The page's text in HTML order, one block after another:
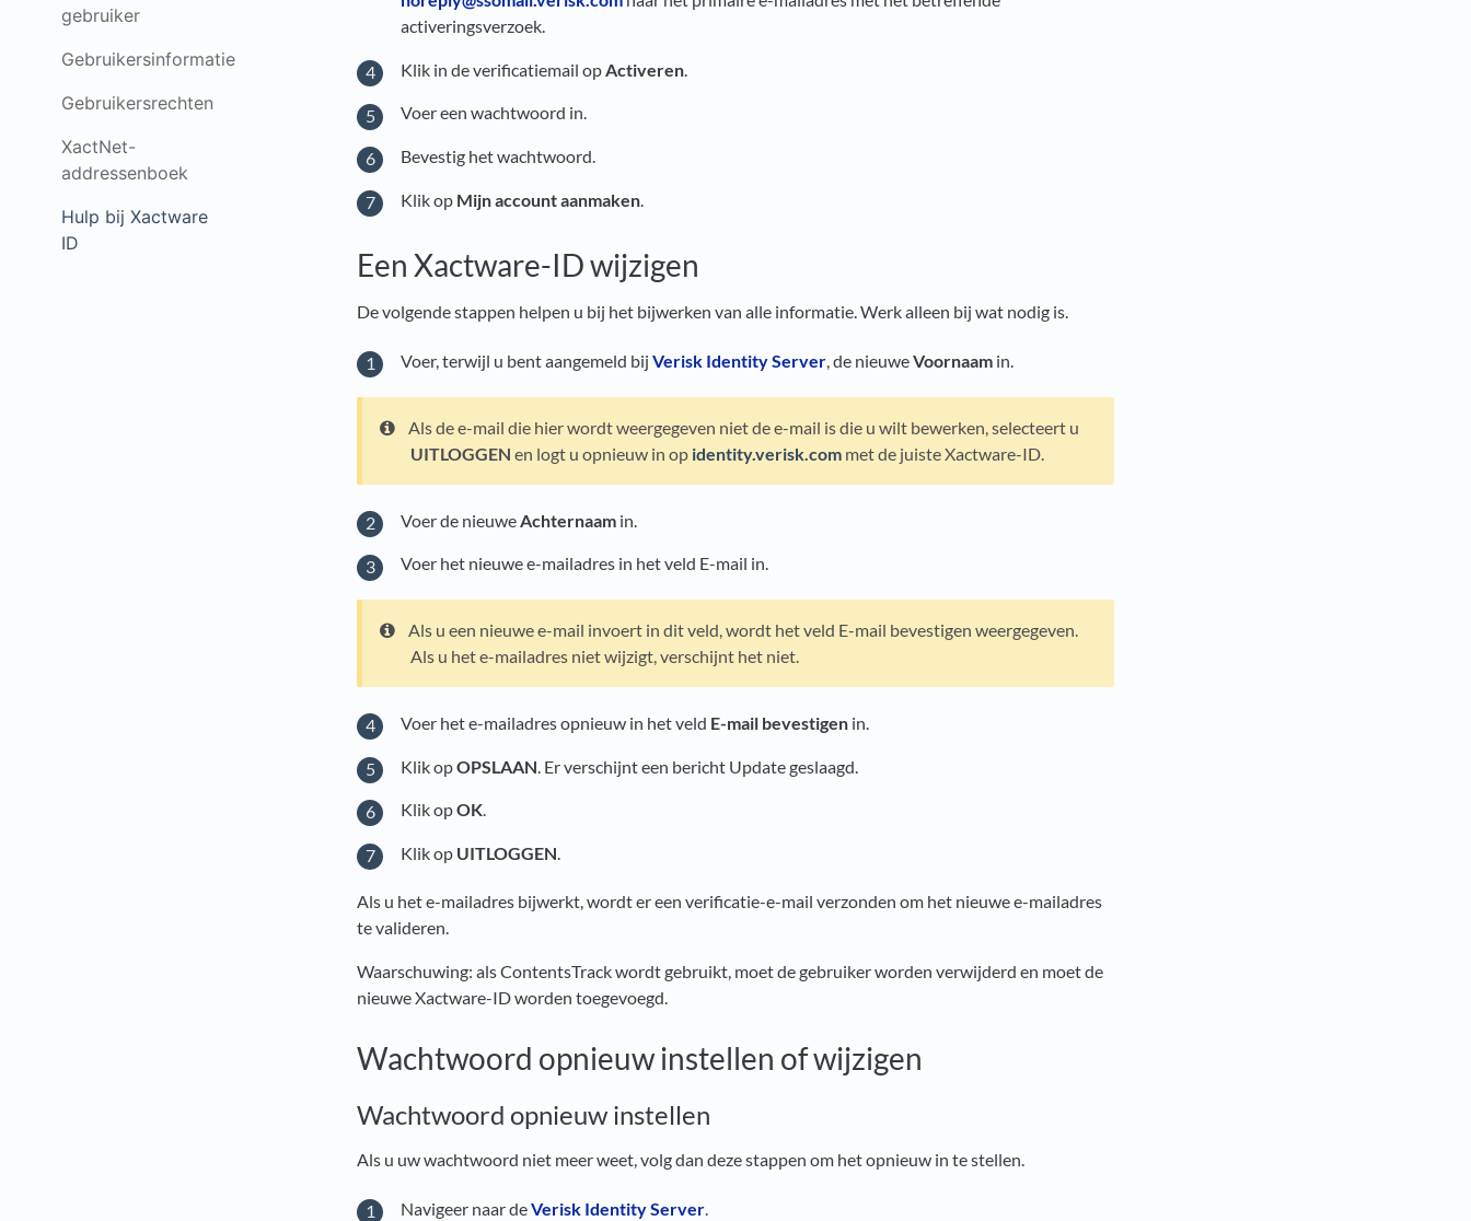
gebruiker
Gebruikersinformatie
Gebruikersrechten
XactNet-
addressenboek
Hulp bij Xactware
ID
activeringsverzoek.
Klik in de verificatiemail op Activeren
Voer een wachtwoord in.
Bevestig het wachtwoord.
Klik op Mijn account aanmaken
Een Xactware-ID wijzigen
De volgende stappen helpen u bij het bijwerken van alle informatie. Werk alleen bij wat nodig is.
Voer, terwijl u bent aangemeld bij Verisk Identity Server, de nieuweVoornaam in.
Als de e-mail die hier wordt weergegeven niet de e-mail is die u wilt bewerken, selecteert u
UITLOGGEN en logt u opnieuw in op identity.verisk.com met de juiste Xactware-ID.
Voer de nieuwe Achternaam in.
Voer het nieuwe e-mailadres in het veld E-mail in.
Als u een nieuwe e-mail invoert in dit veld, wordt het veld E-mail bevestigen weergegeven.
Als u het e-mailadres niet wijzigt, verschijnt het niet.
Voer het e-mailadres opnieuw in het veld E-mail bevestigen in.
Klik opOPSLAAN . Er verschijnt een bericht Update geslaagd.
Klik opOK.
Klik op UITLOGGEN
Als u het e-mailadres bijwerkt, wordt er een verificatie-e-mail verzonden om het nieuwe e-mailadres
te valideren.
Waarschuwing: als ContentsTrack wordt gebruikt, moet de gebruiker worden verwijderd en moet de
nieuwe Xactware-ID worden toegevoegd.
Wachtwoord opnieuw instellen of wijzigen
Wachtwoord opnieuw instellen
Als u uw wachtwoord niet meer weet, volg dan deze stappen om het opnieuw in te stellen.
Navigeer naar deVerisk Identity Server.